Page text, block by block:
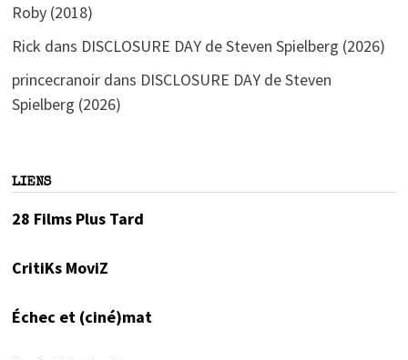
Roby (2018)
Rick dans DISCLOSURE DAY de Steven Spielberg (2026)
princecranoirdans DISCLOSURE DAY de Steven
Spielberg (2026)
LIENS
28 Films Plus Tard
CritiKs MoviZ
Échec et (ciné)mat